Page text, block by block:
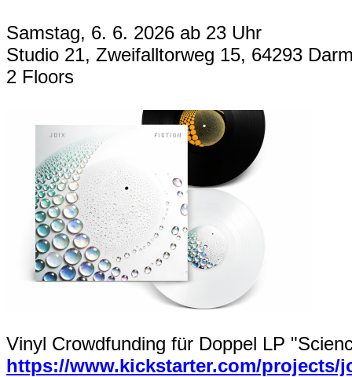
Samstag, 6. 6. 2026 ab 23 Uhr
Studio 21, Zweifalltorweg 15, 64293
2 Floors
Vinyl Crowdfunding für Doppel LP
https://www.kickstarter.com/